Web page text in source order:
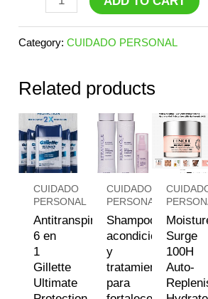
barra
Signature
manteca
de
karité,
barra
quantity
Category:CUIDADO PERSONAL
Related products
CUIDADO
PERSONAL
Antitranspirante
6 en
1
Gillette
Ultimate
CUIDADO
PERSONAL
Shampoo,
acondicionador
y
tratamiento
para
Surge
100H
Auto-